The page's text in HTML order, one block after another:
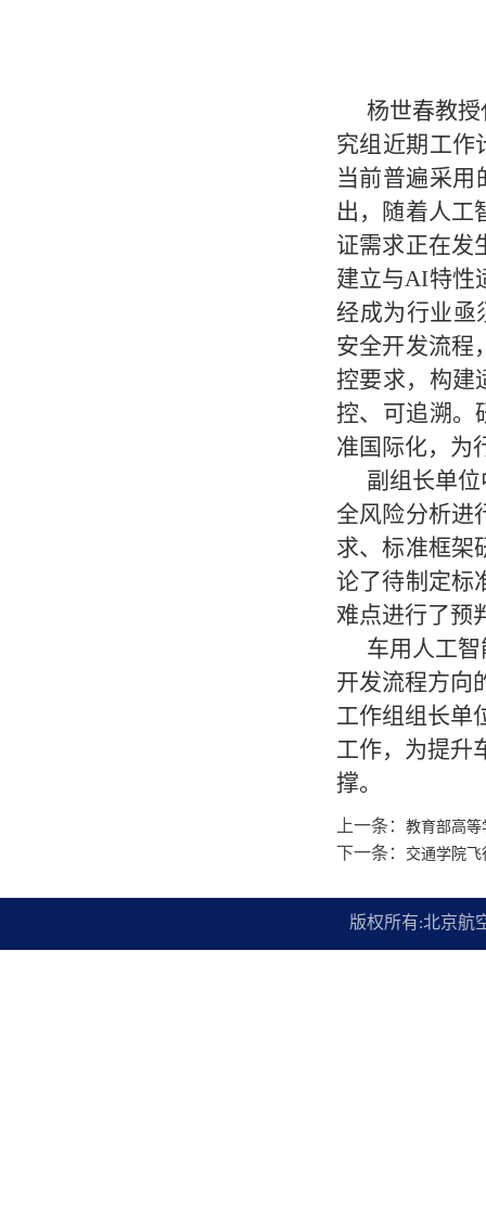
杨世春教
究组近期工作
当前普遍采用
出，随着人工
证需求正在发
建立与AI特性
经成为行业亟
安全开发流程
控要求，构建
控、可追溯。
准国际化，为
副组长单
全风险分析进
求、标准框架
论了待制定标
难点进行了预
车用人工
开发流程方向
工作组组长单
工作，为提升
撑。
上一条： 教育部高等
下一条： 交通学院
版权所有:北京航